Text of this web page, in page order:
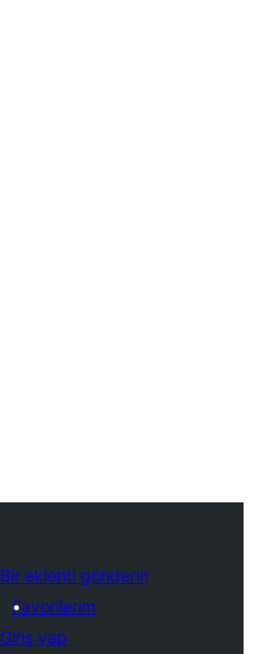
Bir eklenti gönderin
Favorilerim
Giriş yap